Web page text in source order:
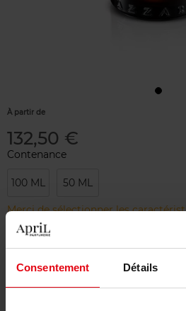
Consentement Détails
À partir de
132,50 €
Contenance
100 ML 50 ML
Merci de sélectionner les